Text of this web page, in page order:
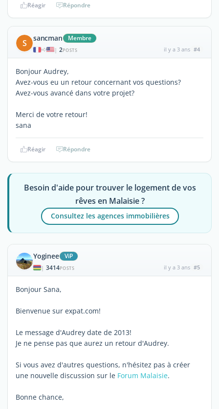
Réagir Répondre
S sancman Membre
| 2POSTS il y a 3 ans #4
Bonjour Audrey,
Avez-vous eu un retour concernant vos questions?
Avez-vous avancé dans votre projet?
Merci de votre retour!
sana
Réagir Répondre
Besoin d'aide pour trouver le logement de vos
rêves en Malaisie ?
Consultez les agences immobilières
Yoginee ViP
| 3414POSTS il y a 3 ans #5
Bonjour Sana,
Bienvenue sur expat.com!
Le message d'Audrey date de 2013!
Je ne pense pas que aurez un retour d'Audrey.
Si vous avez d'autres questions, n'hésitez pas à créer
une nouvelle discussion sur le Forum Malaisie.
Bonne chance,